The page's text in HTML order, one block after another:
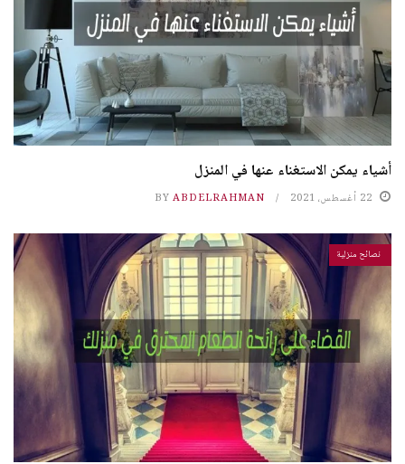
أشياء يمكن الاستغناء عنها في المنزل
22 أغسطس، 2021 BY ABDELRAHMAN
نصائح منزلية